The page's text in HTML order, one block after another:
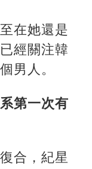
在她還是
經關注韓
男人。
第一次有
合，紀星